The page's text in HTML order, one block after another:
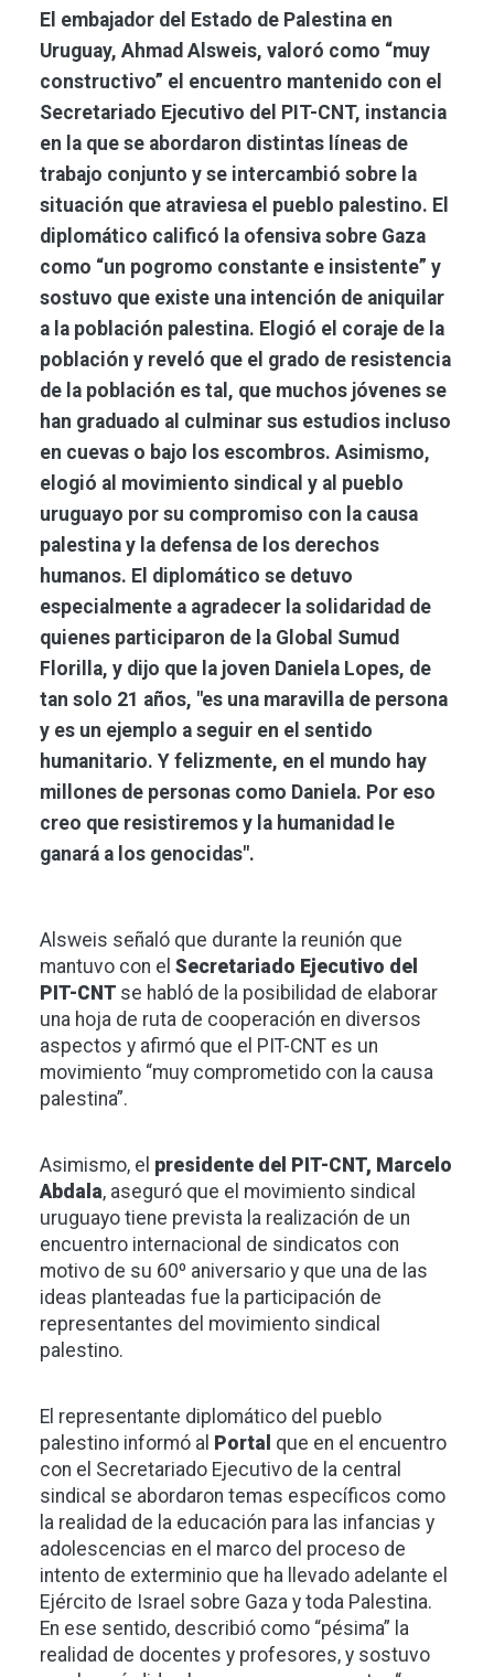
El embajador del Estado de Palestina en
Uruguay, Ahmad Alsweis, valoró como “muy
constructivo” el encuentro mantenido con el
Secretariado Ejecutivo del PIT-CNT, instancia
en la que se abordaron distintas líneas de
trabajo conjunto y se intercambió sobre la
situación que atraviesa el pueblo palestino. El
diplomático calificó la ofensiva sobre Gaza
como “un pogromo constante e insistente” y
sostuvo que existe una intención de aniquilar
a la población palestina. Elogió el coraje de la
población y reveló que el grado de resistencia
de la población es tal, que muchos jóvenes se
han graduado al culminar sus estudios incluso
en cuevas o bajo los escombros. Asimismo,
elogió al movimiento sindical y al pueblo
uruguayo por su compromiso con la causa
palestina y la defensa de los derechos
humanos. El diplomático se detuvo
especialmente a agradecer la solidaridad de
quienes participaron de la Global Sumud
Florilla, y dijo que la joven Daniela Lopes, de
tan solo 21 años, "es una maravilla de persona
y es un ejemplo a seguir en el sentido
humanitario. Y felizmente, en el mundo hay
millones de personas como Daniela. Por eso
creo que resistiremos y la humanidad le
ganará a los genocidas".
Alsweis señaló que durante la reunión que
mantuvo con el Secretariado Ejecutivo del
PIT-CNT se habló de la posibilidad de elaborar
una hoja de ruta de cooperación en diversos
aspectos y afirmó que el PIT-CNT es un
movimiento “muy comprometido con la causa
palestina”.
Asimismo, el presidente del PIT-CNT, Marcelo
Abdala, aseguró que el movimiento sindical
uruguayo tiene prevista la realización de un
encuentro internacional de sindicatos con
motivo de su 60º aniversario y que una de las
ideas planteadas fue la participación de
representantes del movimiento sindical
palestino.
El representante diplomático del pueblo
palestino informó al Portal que en el encuentro
con el Secretariado Ejecutivo de la central
sindical se abordaron temas específicos como
la realidad de la educación para las infancias y
adolescencias en el marco del proceso de
intento de exterminio que ha llevado adelante el
Ejército de Israel sobre Gaza y toda Palestina.
En ese sentido, describió como “pésima” la
realidad de docentes y profesores, y sostuvo